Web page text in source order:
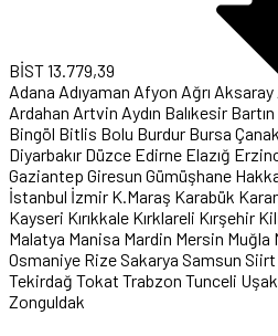
BİST13.779,39
Adana Adıyaman Afyon Ağrı Aksaray
Ardahan Artvin Aydın Balıkesir Bartın
Bingöl Bitlis Bolu Burdur Bursa
Diyarbakır Düzce Edirne Elazığ
Gaziantep Giresun Gümüşhane
İstanbul İzmir K.Maraş Karabük
Kayseri Kırıkkale Kırklareli Kırşehir
Malatya Manisa Mardin Mersin Muğla
Osmaniye RizeSakarya Samsun Siirt
Tekirdağ Tokat Trabzon Tunceli Uşak
Zonguldak